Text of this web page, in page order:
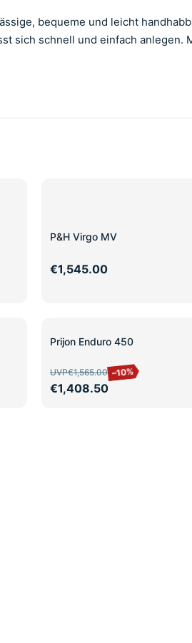
bequeme und leicht
sich schnell und einfach anlegen.
P&H Virgo MV
€1,545.00
SALE
Prijon Enduro 450
UVP€1,565.00 –10%
€1,408.50